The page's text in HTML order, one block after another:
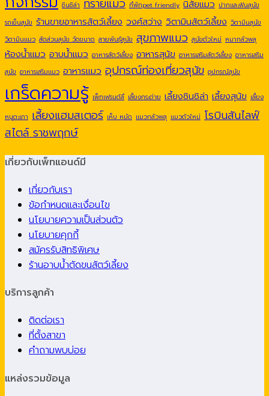
ชินชิล่า ทรายแมว ที่พักpet friendly นิสัยแมว ปากและฟันสุนัข
รถเข็นสุนัข ร้านขายอาหารสัตว์เลี้ยง วงศ์สว่าง วิตามินสัตว์เลี้ยง วิตามินสุนัข
วิตามินแมว สัดส่วนสุนัข วัดขนาด สายพันธุ์สุนัข สุขภาพแมว สุนัขตัวใหม่ หมากลัวพลุ
ห้องน้ำแมว อาบน้ำแมว อาหารสัตว์เลี้ยง อาหารสุนัข อาหารเสริมสัตว์เลี้ยง อาหารเสริม
สุนัข อาหารเสริมแมว อาหารแมว อุปกรณ์ท่องเที่ยวสุนัข อุปกรณ์สุนัข
เกร็ดความรู้ เพ็ทเฟรนด์ลี่ เลี้ยงกระต่าย เลี้ยงชินชิล่า เลี้ยงสุนัข เลี้ยง
หนูตะเภา เลี้ยงแฮมสเตอร์ เห็บ หมัด แมวกลัวพลุ แมวตัวใหม่ โรบินสันไลฟ์
สไตล์ ราชพฤกษ์
เกี่ยวกับเพ็ทแอนด์มี
เกี่ยวกับเรา
ข้อกำหนดและเงื่อนไข
นโยบายความเป็นส่วนตัว
นโยบายคุกกี้
สมัครรับสิทธิพิเศษ
ร้านอาบน้ำตัดขนสัตว์เลี้ยง
บริการลูกค้า
ติดต่อเรา
ที่ตั้งสาขา
คำถามพบบ่อย
แหล่งรวมข้อมูล